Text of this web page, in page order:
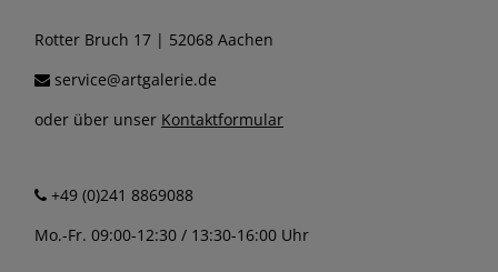
Rotter Bruch 17 | 52068 Aachen
service@artgalerie.de
oder über unser Kontaktformular
+49 (0)241 8869088
Mo.-Fr. 09:00-12:30 / 13:30-16:00 Uhr